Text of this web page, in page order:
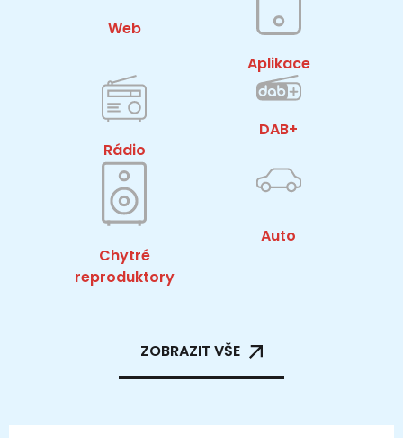
Web
Aplikace
Rádio
DAB+
Chytré
reproduktory
Auto
ZOBRAZIT VŠE